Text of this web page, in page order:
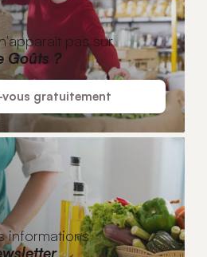
pas sur
Goûts ?
vous gratuitement
informations